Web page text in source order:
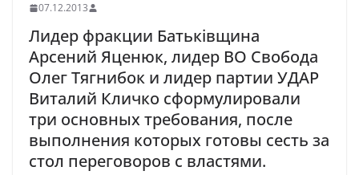
07.12.2013
Лидер фракции Батьківщина
Арсений Яценюк, лидер ВО Свобода
Олег Тягнибок и лидер партии УДАР
Виталий Кличко сформулировали
три основных требования, после
выполнения которых готовы сесть за
стол переговоров с властями.